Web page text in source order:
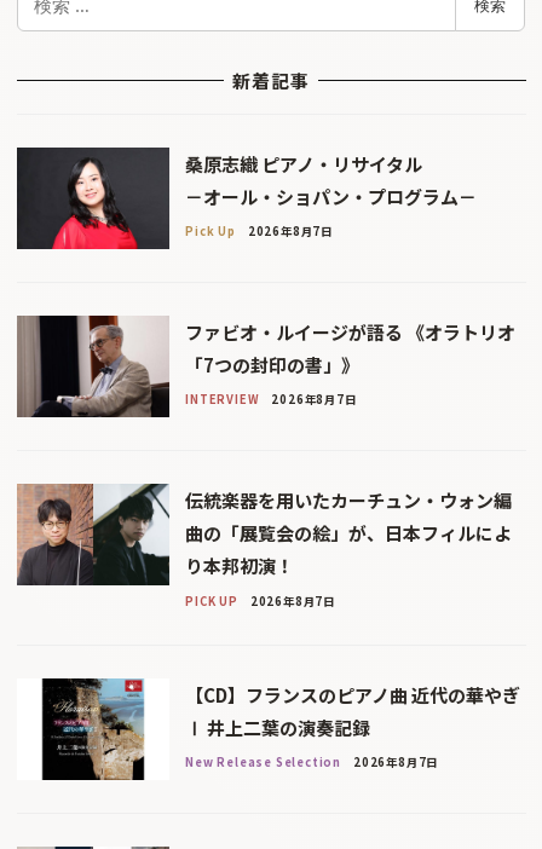
検索
新着記事
桑原志織 ピアノ・リサイタル
－オール・ショパン・プログラム－
Pick Up 2026年8月7日
ファビオ・ルイージが語る 《オラトリオ
「7つの封印の書」》
INTERVIEW 2026年8月7日
伝統楽器を用いたカーチュン・ウォン編
曲の「展覧会の絵」が、日本フィルによ
り本邦初演！
PICK UP 2026年8月7日
【CD】フランスのピアノ曲 近代の華やぎ
Ⅰ 井上二葉の演奏記録
New Release Selection 2026年8月7日